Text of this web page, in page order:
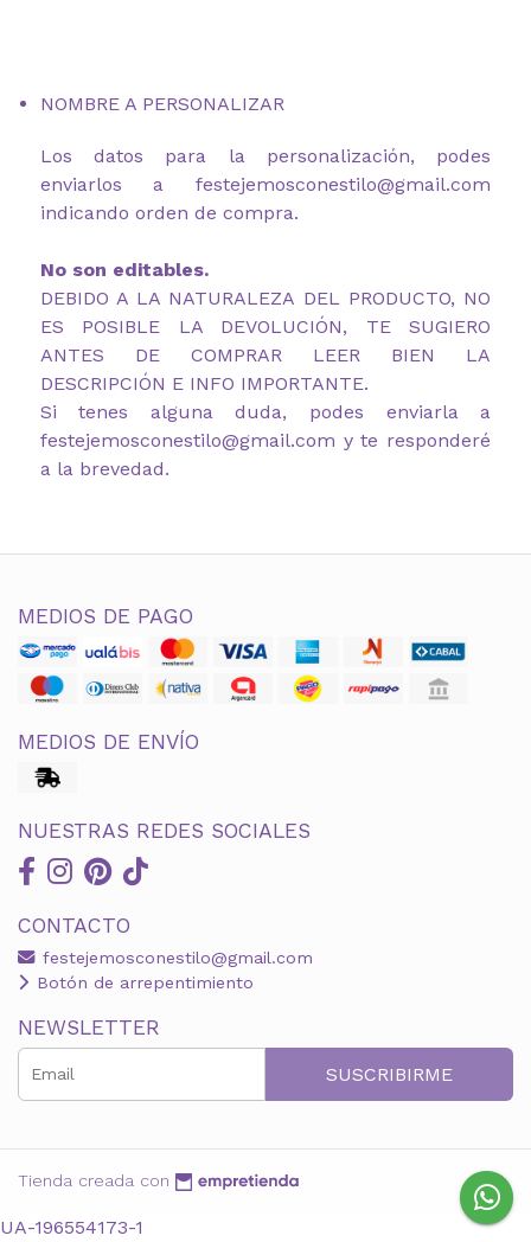
NOMBRE A PERSONALIZAR
Los datos para la personalización, podes
enviarlos a festejemosconestilo@gmail.com
indicando orden de compra.
No son editables.
DEBIDO A LA NATURALEZA DEL PRODUCTO, NO
ES POSIBLE LA DEVOLUCIÓN, TE SUGIERO
ANTES DE COMPRAR LEER BIEN LA
DESCRIPCIÓN E INFO IMPORTANTE.
Si tenes alguna duda, podes enviarla a
festejemosconestilo@gmail.com y te responderé
a la brevedad.
MEDIOS DE PAGO
MEDIOS DE ENVÍO
NUESTRAS REDES SOCIALES
CONTACTO
festejemosconestilo@gmail.com
Botón de arrepentimiento
NEWSLETTER
SUSCRIBIRME
Tienda creada con
UA-196554173-1